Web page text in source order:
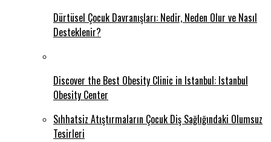
Dürtüsel Çocuk Davranışları: Nedir, Neden Olur ve Nasıl
Desteklenir?
Discover the Best Obesity Clinic in Istanbul: Istanbul
Obesity Center
Sıhhatsiz Atıştırmaların Çocuk Diş Sağlığındaki Olumsuz
Tesirleri